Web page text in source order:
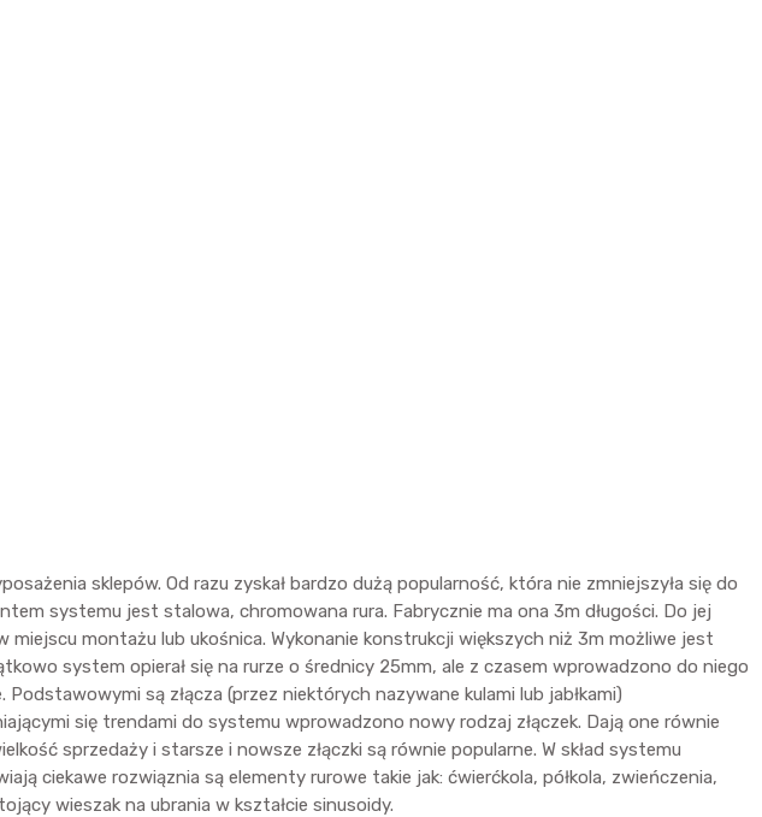
sklepów. Od razu zyskał bardzo dużą popularność, która nie zmniejszyła się do
systemu jest stalowa, chromowana rura. Fabrycznie ma ona 3m długości. Do jej
montażu lub ukośnica. Wykonanie konstrukcji większych niż 3m możliwe jest
system opierał się na rurze o średnicy 25mm, ale z czasem wprowadzono do niego
są złącza (przez niektórych nazywane kulami lub jabłkami)
się trendami do systemu wprowadzono nowy rodzaj złączek. Dają one równie
sprzedaży i starsze i nowsze złączki są równie popularne. W skład systemu
ciekawe rozwiąznia są elementy rurowe takie jak: ćwierćkola, półkola, zwieńczenia,
wieszak na ubrania w kształcie sinusoidy.